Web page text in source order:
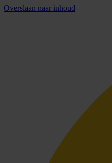
Overslaan naar inhoud